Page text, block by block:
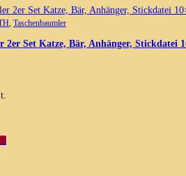
Taschenbaumler
2er Set Katze, Bär, Anhänger, Stickdatei